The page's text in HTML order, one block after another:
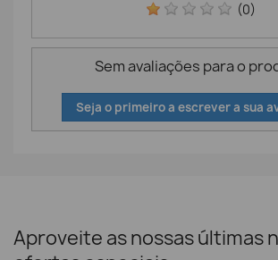
(0)
Sem avaliações para o
Seja o primeiro a escrever a sua
Aproveite as nossas últimas